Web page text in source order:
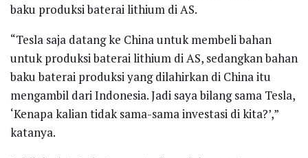
baku produksi baterai lithium di AS.
“Tesla saja datang ke China untuk membeli bahan
untuk produksi baterai lithium di AS, sedangkan bahan
baku baterai produksi yang dilahirkan di China itu
mengambil dari Indonesia. Jadi saya bilang sama Tesla,
‘Kenapa kalian tidak sama-sama investasi di kita?’,”
katanya.